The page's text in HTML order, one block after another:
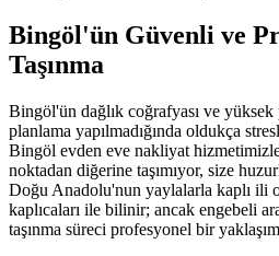
Bingöl'ün Güvenli ve
Taşınma
Bingöl'ün dağlık coğrafyası ve yüksek
planlama yapılmadığında oldukça
Bingöl evden eve nakliyat
noktadan diğerine taşımıyor, size
Doğu Anadolu'nun yaylalarla kaplı ili
kaplıcaları ile bilinir; ancak engebeli
taşınma süreci profesyonel bir